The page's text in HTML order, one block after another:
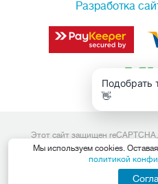
Разработка
Мы используем cookies.
политикой
Этот сайт защищен
конфиденциальностии
Данный интернет сайт носит
характер и вся информация на
определяемой положениями
Подобрать
👋